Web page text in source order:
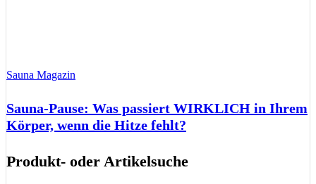
Sauna Magazin
Sauna-Pause: Was passiert WIRKLICH in Ihrem
Körper, wenn die Hitze fehlt?
Produkt- oder Artikelsuche